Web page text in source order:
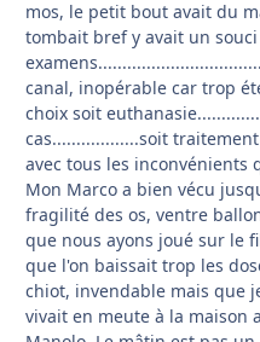
mos, le petit bout avait du
tombait bref y avait un
canal, inopérable car trop
choix soit
cas..................soit
avec tous les inconvénients
Mon Marco a bien vécu
fragilité des os, ventre
que nous ayons joué sur le
que l'on baissait trop les
chiot, invendable mais que
vivait en meute à la maison